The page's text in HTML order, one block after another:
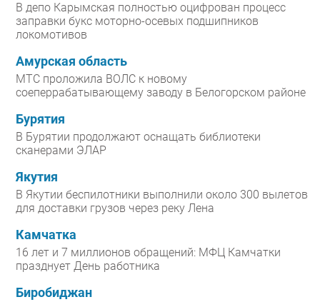
В депо Карымская полностью оцифрован процесс
заправки букс моторно-осевых подшипников
локомотивов
Амурская область
МТС проложила ВОЛС к новому
соеперрабатывающему заводу в Белогорском районе
Бурятия
В Бурятии продолжают оснащать библиотеки
сканерами ЭЛАР
Якутия
В Якутии беспилотники выполнили около 300 вылетов
для доставки грузов через реку Лена
Камчатка
16 лет и 7 миллионов обращений: МФЦ Камчатки
празднует День работника
Биробиджан